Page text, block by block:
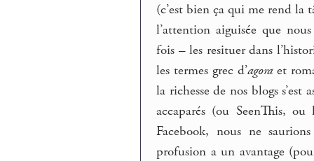
(c’est bien ça qui me rend la
l’attention aiguisée que
fois – les resituer dans
les termes grec d’agoraet
la richesse de nos blogs
accaparés (ou SeenThis,
Facebook, nous ne
profusion a un avantage